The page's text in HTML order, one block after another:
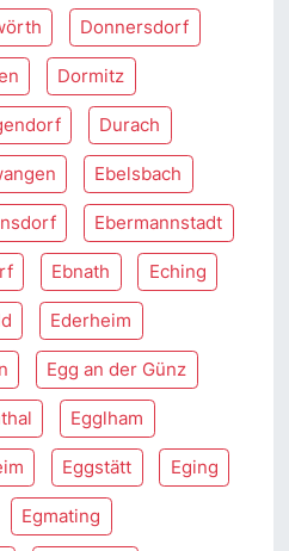
Donnersdorf
Dormitz
Durach
Ebelsbach
Ebermannstadt
Ebnath Eching
Ederheim
Egg an der Günz
Egglham
Eggstätt Eging
Egmating